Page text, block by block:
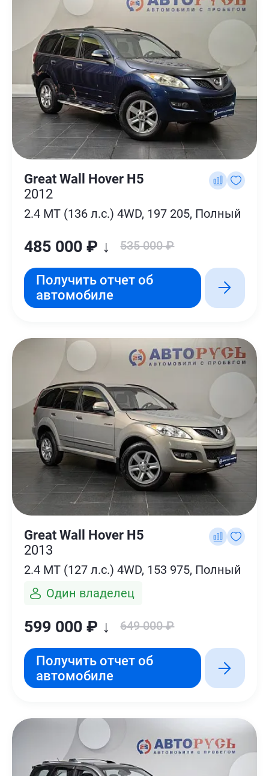
Great Wall Hover H5
2012
2.4 MT (136 л.с.) 4WD, 197 205, Полный
485 000 ₽ ↓ 535 000 ₽
Получить отчет об
автомобиле
Great Wall Hover H5
2013
2.4 MT (127 л.с.) 4WD, 153 975, Полный
Один владелец
599 000 ₽ ↓ 649 000 ₽
Получить отчет об
автомобиле